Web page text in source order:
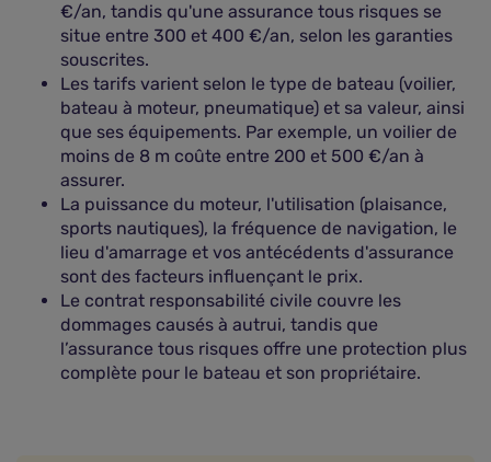
€/an, tandis qu'une assurance tous risques se
situe entre 300 et 400 €/an, selon les garanties
souscrites.
Les tarifs varient selon le type de bateau (voilier,
bateau à moteur, pneumatique) et sa valeur, ainsi
que ses équipements. Par exemple, un voilier de
moins de 8 m coûte entre 200 et 500 €/an à
assurer.
La puissance du moteur, l'utilisation (plaisance,
sports nautiques), la fréquence de navigation, le
lieu d'amarrage et vos antécédents d'assurance
sont des facteurs influençant le prix.
Le contrat responsabilité civile couvre les
dommages causés à autrui, tandis que
l’assurance tous risques offre une protection plus
complète pour le bateau et son propriétaire.